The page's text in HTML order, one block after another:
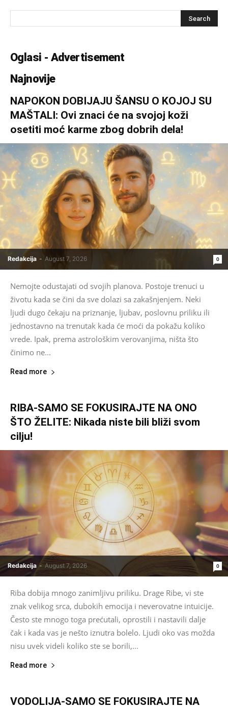
Oglasi - Advertisement
Najnovije
NAPOKON DOBIJAJU ŠANSU O KOJOJ SU
MAŠTALI: Ovi znaci će na svojoj koži
osetiti moć karme zbog dobrih dela!
Redakcija - August 7, 2026 0
Nemojte odustajati od svojih planova. Postoje trenuci u
životu kada se čini da sve dolazi sa zakašnjenjem. Neki
ljudi dugo čekaju na priznanje, ljubav, poslovnu priliku ili
jednostavno na trenutak kada će moći da pokažu koliko
vrede. Ipak, prema astrološkim verovanjima, ništa što
činimo ne...
Read more
RIBA-SAMO SE FOKUSIRAJTE NA ONO
ŠTO ŽELITE: Nikada niste bili bliži svom
cilju!
Redakcija - August 7, 2026 0
Riba dobija mnogo zanimljivu priliku. Drage Ribe, vi ste
znak velikog srca, dubokih emocija i neverovatne intuicije.
Često ste mnogo toga prećutali, oprostili i nastavili dalje
čak i kada vas je nešto iznutra bolelo. Ljudi oko vas možda
nisu uvek videli koliko ste se borili,...
Read more
VODOLIJA-SAMO SE FOKUSIRAJTE NA